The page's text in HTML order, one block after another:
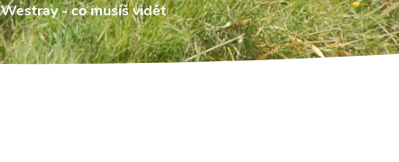
Westray - co musíš vidět